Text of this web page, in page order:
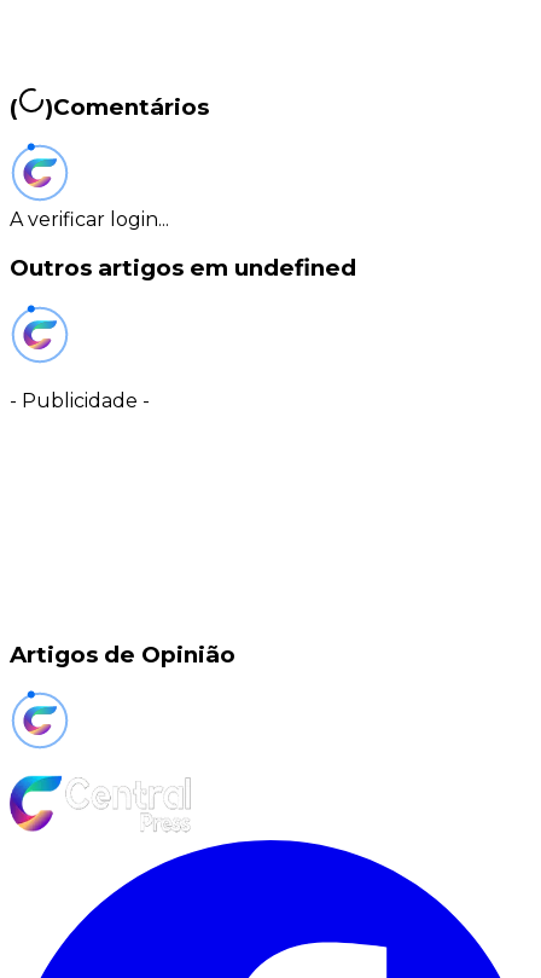
( )Comentários
A verificar login...
Outros artigos em undefined
- Publicidade -
Artigos de Opinião